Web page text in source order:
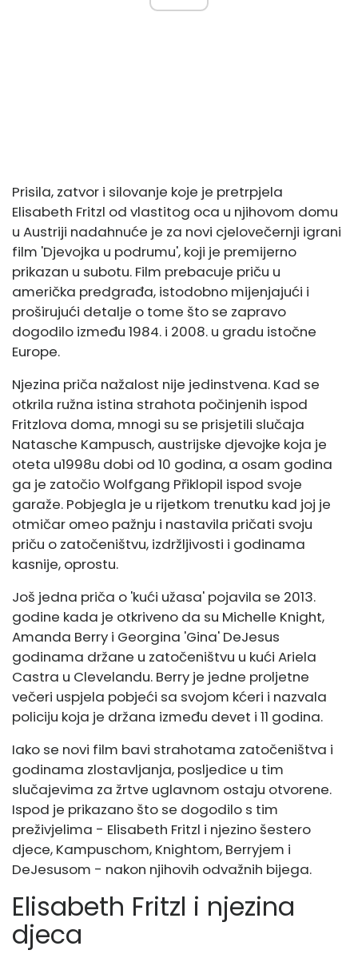
Prisila, zatvor i silovanje koje je pretrpjela
Elisabeth Fritzl od vlastitog oca u njihovom domu
u Austriji nadahnuće je za novi cjelovečernji igrani
film 'Djevojka u podrumu', koji je premijerno
prikazan u subotu. Film prebacuje priču u
američka predgrađa, istodobno mijenjajući i
proširujući detalje o tome što se zapravo
dogodilo između 1984. i 2008. u gradu istočne
Europe.
Njezina priča nažalost nije jedinstvena. Kad se
otkrila ružna istina strahota počinjenih ispod
Fritzlova doma, mnogi su se prisjetili slučaja
Natasche Kampusch, austrijske djevojke koja je
oteta u1998u dobi od 10 godina, a osam godina
ga je zatočio Wolfgang Přiklopil ispod svoje
garaže. Pobjegla je u rijetkom trenutku kad joj je
otmičar omeo pažnju i nastavila pričati svoju
priču o zatočeništvu, izdržljivosti i godinama
kasnije, oprostu.
Još jedna priča o 'kući užasa' pojavila se 2013.
godine kada je otkriveno da su Michelle Knight,
Amanda Berry i Georgina 'Gina' DeJesus
godinama držane u zatočeništvu u kući Ariela
Castra u Clevelandu. Berry je jedne proljetne
večeri uspjela pobjeći sa svojom kćeri i nazvala
policiju koja je držana između devet i 11 godina.
Iako se novi film bavi strahotama zatočeništva i
godinama zlostavljanja, posljedice u tim
slučajevima za žrtve uglavnom ostaju otvorene.
Ispod je prikazano što se dogodilo s tim
preživjelima - Elisabeth Fritzl i njezino šestero
djece, Kampuschom, Knightom, Berryjem i
DeJesusom - nakon njihovih odvažnih bijega.
Elisabeth Fritzl i njezina
djeca